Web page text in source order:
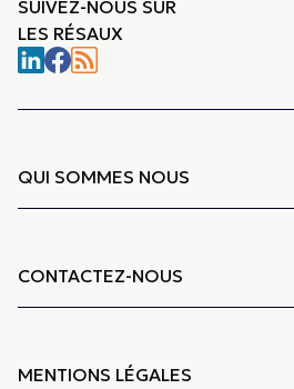
SUIVEZ-NOUS SUR
LES RÉSAUX
QUI SOMMES NOUS
CONTACTEZ-NOUS
MENTIONS LÉGALES